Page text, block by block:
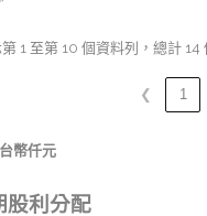
1 至第 10 個資料列，總計 14
❮ 1
幣仟元
股利分配